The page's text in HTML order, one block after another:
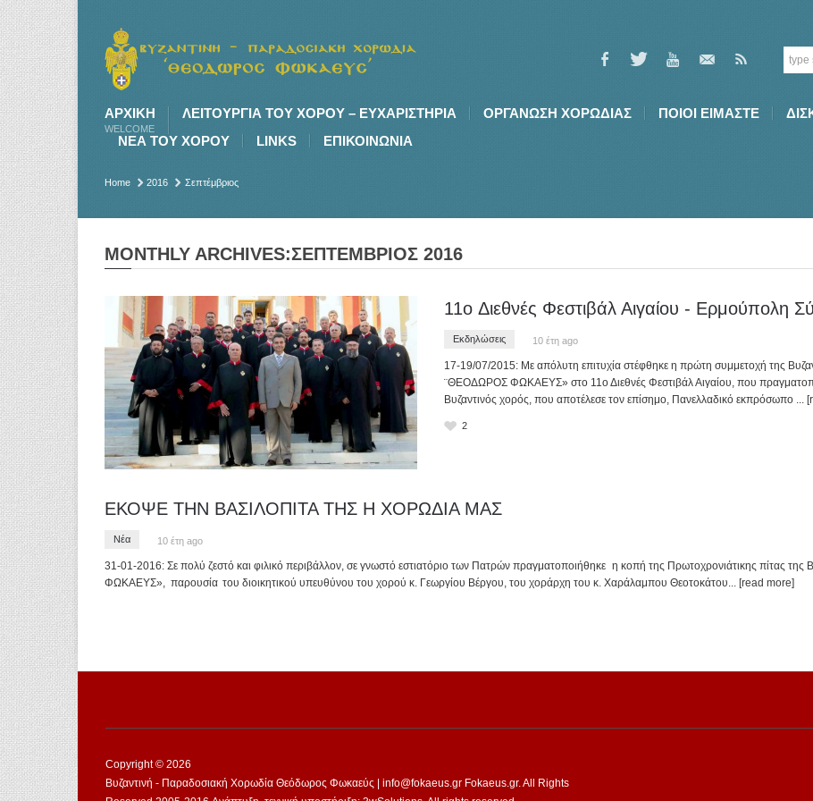
ΑΡΧΙΚΉ
WELCOME
ΛΕΙΤΟΥΡΓΙΑ ΤΟΥ ΧΟΡΟΥ – ΕΥΧΑΡΙΣΤΗΡΙΑ ΟΡΓΑΝΩΣΗ ΧΟΡΩΔΙΑΣ ΠΟΙΟI ΕΙΜΑΣΤΕ
ΝΕΑ ΤΟΥ ΧΟΡΟΥ
LINKS ΕΠΙΚΟΙΝΩΝΙΑ
Home 2016 Σεπτέμβριος
MONTHLY ARCHIVES:ΣΕΠΤΈΜΒΡΙΟΣ 2016
11o Διεθνές Φεστιβάλ Αιγαίου - Ερμούπολη
Εκδηλώσεις 10 έτη ago
17-19/07/2015: Με απόλυτη επιτυχία στέφθηκε η πρώτη συμμετοχή της
¨ΘΕΟΔΩΡΟΣ ΦΩΚΑΕΥΣ» στο 11ο Διεθνές Φεστιβάλ Αιγαίου, που
Βυζαντινός χορός, που αποτέλεσε τον επίσημο, Πανελλαδικό εκπρόσωπο ...
2
ΕΚΟΨΕ ΤΗΝ ΒΑΣΙΛΟΠΙΤΑ ΤΗΣ Η ΧΟΡΩΔΙΑ ΜΑΣ
Νέα 10 έτη ago
31-01-2016: Σε πολύ ζεστό και φιλικό περιβάλλον, σε γνωστό εστιατόριο των Πατρών πραγματοποιήθηκε η κοπή της Πρωτοχρονιάτικης πίτας
ΦΩΚΑΕΥΣ», παρουσία του διοικητικού υπευθύνου του χορού κ. Γεωργίου Βέργου, του χοράρχη του κ. Χαράλαμπου Θεοτοκάτου... [read more]
Copyright © 2026
Βυζαντινή - Παραδοσιακή Χορωδία Θεόδωρος Φωκαεύς | info@fokaeus.gr Fokaeus.gr. All Rights